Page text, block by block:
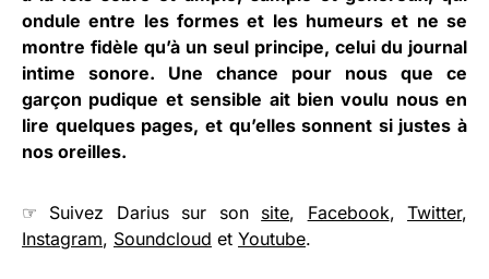
ondule entre les formes et les humeurs et ne se
montre fidèle qu’à un seul principe, celui du journal
intime sonore. Une chance pour nous que ce
garçon pudique et sensible ait bien voulu nous en
lire quelques pages, et qu’elles sonnent si justes à
nos oreilles.
☞ Suivez Darius sur son site, Facebook,Twitter,
Instagram, Soundcloud et Youtube.